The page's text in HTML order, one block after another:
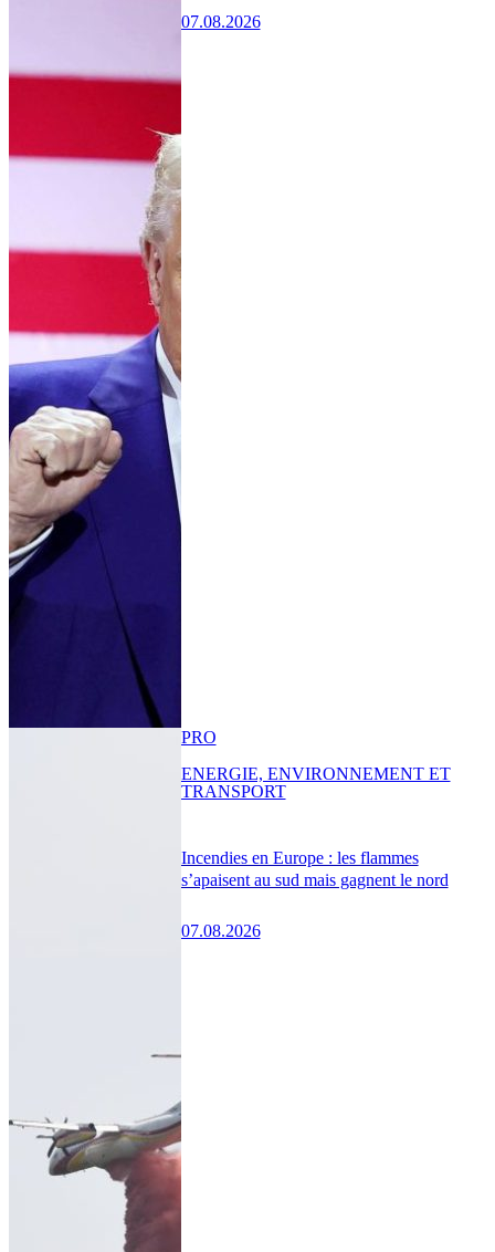
07.08.2026
Incendies en Europe : les flammes
s’apaisent au sud mais gagnent le nord
07.08.2026
PRO
ENERGIE, ENVIRONNEMENT ET
TRANSPORT